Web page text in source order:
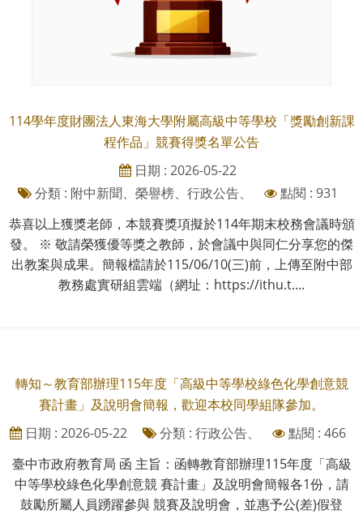
114學年度財團法人東海大學附屬高級中等學校「獎勵創新課
程作品」競賽得獎名單公告
日期 : 2026-05-22
分類 : 附中新聞、榮譽榜、行政公告、
點閱 : 931
恭喜以上獲獎老師，本競賽獎項擬於114年期末校務會議時頒
發。 ※ 敬請榮獲優等獎之教師，於會議中與同仁分享您的傑
出教案與成果。簡報檔請於115/06/10(三)前，上傳至附中部
教務處實研組雲端（網址：https://ithu.t....
轉知～教育部辦理115年度「高級中等學校綠色化學創意競
賽計畫」及說明會簡報，歡迎本校同學組隊參加。
日期 : 2026-05-22
分類 : 行政公告、
點閱 : 466
臺中市政府教育局 函 主旨：函轉教育部辦理115年度「高級
中等學校綠色化學創意競 賽計畫」及說明會簡報各1份，請
鼓勵所屬人員踴躍參與 競賽及說明會，並惠予公(差)假登